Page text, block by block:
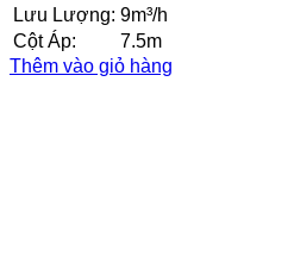
Lưu Lượng: 9m³/h
Cột Áp:
7.5m
Thêm vào giỏ hàng